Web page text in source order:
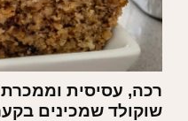
רכה, עסיסית
שוקולד שמכינים